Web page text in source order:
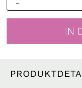
Set
Hase
IN